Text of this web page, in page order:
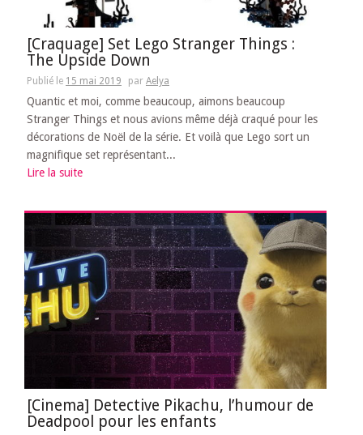
[Craquage] Set Lego Stranger Things :
The Upside Down
Publié le 15 mai 2019 par Aelya
Quantic et moi, comme beaucoup, aimons beaucoup
Stranger Things et nous avions même déjà craqué pour les
décorations de Noël de la série. Et voilà que Lego sort un
magnifique set représentant...
Lire la suite
[Cinema] Detective Pikachu, l’humour de
Deadpool pour les enfants